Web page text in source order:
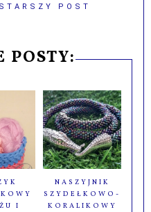
STARSZY POST
POSTY:
I
NASZYJNIK
SZYDEŁKOWO-
KORALIKOWY